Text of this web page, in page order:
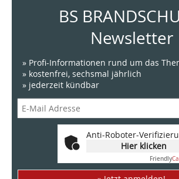
BS
Newsletter
» Profi-Informationen rund um das
» kostenfrei, sechsmal jährlich
» jederzeit kündbar
Anti-Roboter-
Hier klicken
Friendly